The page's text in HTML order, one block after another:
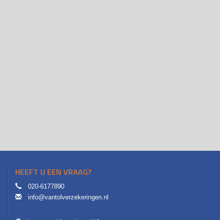
HEEFT U EEN VRAAG?
020-6177890
info@vantolverzekeringen.nl